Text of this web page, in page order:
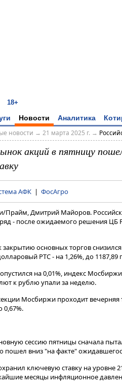
18+
Новости Аналитика
новости → 21 марта 2025 г. →
акций в пятницу
АФК | ФосАгро
Дмитрий Майоров.
- после ожидаемого решения ЦБ
основных торгов
РТС - на 1,26%, до 1187,89
на 0,01%, индекс
к рублю упали за неделю.
Мосбиржи проходит вечерняя
0,67%.
сессию пятницы сначала
пошел вниз "на факте"
ключевую ставку на уровне
месяцы инфляционное